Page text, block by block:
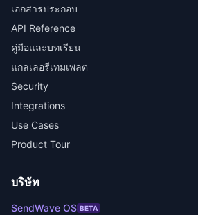
เอกสารประกอบ
API Reference
คู่มือและบทเรียน
แกลเลอรีเทมเพลต
Security
Integrations
Use Cases
Product Tour
บริษัท
SendWave OS BETA